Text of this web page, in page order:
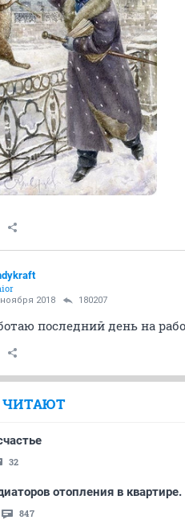
2018 180207
последний день на
ЧИТАЮТ
32
отопления в квартире.
847